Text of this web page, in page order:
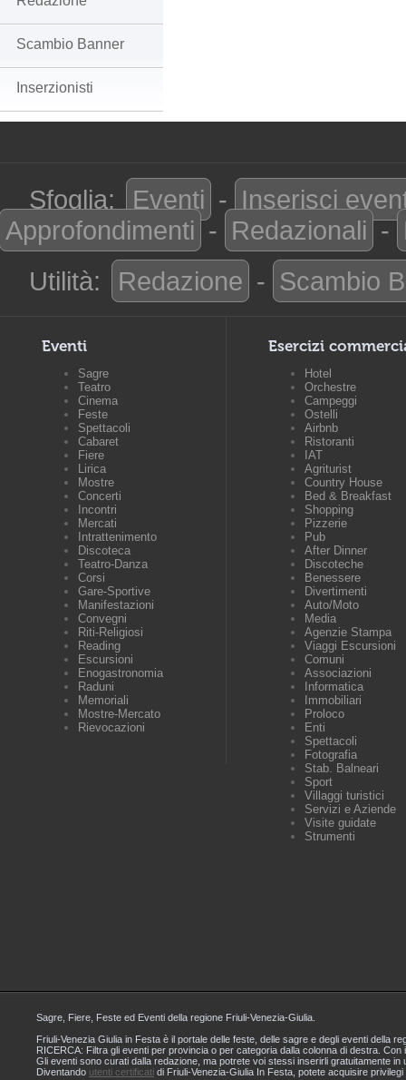
Scambio Banner
Inserzionisti
Sfoglia: Eventi - Inserisci
Approfondimenti - Redazionali -
Utilità:
Redazione - Scambio
Eventi
Sagre
Teatro
Cinema
Feste
Spettacoli
Cabaret
Fiere
Lirica
Mostre
Concerti
Incontri
Mercati
Intrattenimento
Discoteca
Teatro-Danza
Corsi
Gare-Sportive
Manifestazioni
Convegni
Riti-Religiosi
Reading
Escursioni
Enogastronomia
Raduni
Memoriali
Mostre-Mercato
Rievocazioni
Esercizi
Hotel
Orchestre
Campeggi
Ostelli
Airbnb
Ristoranti
IAT
Agriturist
Country House
Bed & Breakfast
Shopping
Pizzerie
Pub
After Dinner
Discoteche
Benessere
Divertimenti
Auto/Moto
Media
Agenzie Stampa
Viaggi Escursioni
Comuni
Associazioni
Informatica
Immobiliari
Proloco
Enti
Spettacoli
Fotografia
Stab. Balneari
Sport
Villaggi turistici
Servizi e Aziende
Visite guidate
Strumenti
Sagre, Fiere, Feste ed Eventi della regione Friuli-Venezia-Giulia.
Friuli-Venezia Giulia in Festa è il portale delle feste, delle sagre e degli eventi della
RICERCA: Filtra gli eventi per provincia o per categoria dalla colonna di destra.
Gli eventi sono curati dalla redazione, ma potrete voi stessi inserirli gratuitamente
Diventando utenti certificati di Friuli-Venezia-Giulia In Festa, potete acquisire